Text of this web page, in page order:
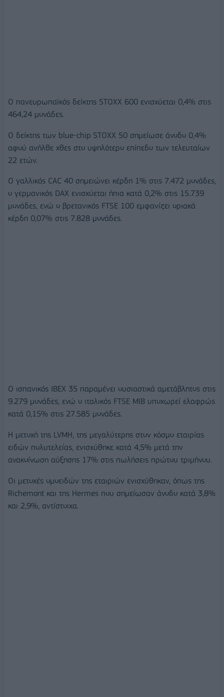
Ο πανευρωπαϊκός δείκτης STOXX 600 ενισχύεται 0,4% στις
464,24 μονάδες.
Ο δείκτης των blue-chip STOXX 50 σημείωσε άνοδο 0,4%
αφού ανήλθε χθες στο υψηλότερο επίπεδο των τελευταίων
22 ετών.
Ο γαλλικός CAC 40 σημειώνει κέρδη 1% στις 7.472 μονάδες,
ο γερμανικός DAX ενισχύεται ήπια κατά 0,2% στις 15.739
μονάδες, ενώ ο βρετανικός FTSE 100 εμφανίζει οριακά
κέρδη 0,07% στις 7.828 μονάδες.
Ο ισπανικός ΙΒΕΧ 35 παραμένει ουσιαστικά αμετάβλητος στις
9.279 μονάδες, ενώ ο ιταλικός FTSE MIB υποχωρεί ελαφρώς
κατά 0,15% στις 27.585 μονάδες.
Η μετοχή της LVMH, της μεγαλύτερης στον κόσμο εταιρίας
ειδών πολυτελείας, ενισχύθηκε κατά 4,5% μετά την
ανακοίνωση αύξησης 17% στις πωλήσεις πρώτου τριμήνου.
Οι μετοχές ομοειδών της εταιριών ενισχύθηκαν, όπως της
Richemont και της Hermes που σημείωσαν άνοδο κατά 3,8%
και 2,9%, αντίστοιχα.